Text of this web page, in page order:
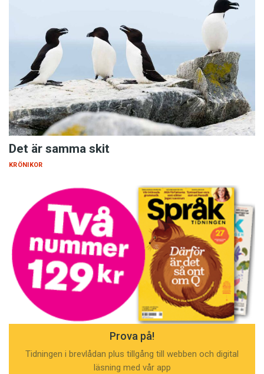
Det är samma skit
KRÖNIKOR
Prova på!
Tidningen i brevlådan plus tillgång till webben och digital
läsning med vår app